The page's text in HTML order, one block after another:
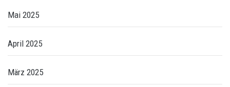
Mai 2025
April 2025
März 2025